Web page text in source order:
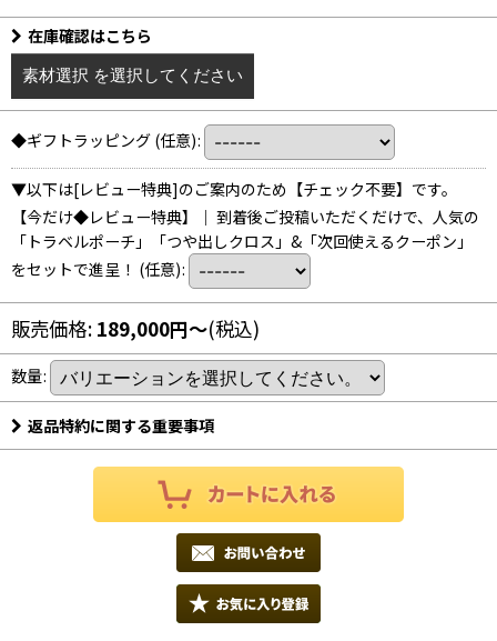
在庫確認はこちら
素材選択 を選択してください
◆ギフトラッピング (任意):
▼以下は[レビュー特典]のご案内のため【チェック不要】です。
【今だけ◆レビュー特典】｜ 到着後ご投稿いただくだけで、人気の
「トラベルポーチ」「つや出しクロス」&「次回使えるクーポン」
をセットで進呈！ (任意):
販売価格: 189,000円～(税込)
数量:
返品特約に関する重要事項